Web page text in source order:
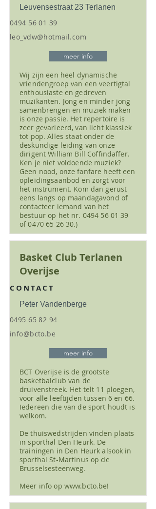
Leuvensestraat 23 Terlanen
0494 56 01 39
leo_vdw@hotmail.com
meer info
Wij zijn een heel dynamische
vriendengroep van een veertigtal
enthousiaste en gedreven
muzikanten. Jong en minder jong
samenbrengen en muziek maken
is onze passie. Het repertoire is
zeer gevarieerd, van licht klassiek
tot pop. Alles staat onder de
deskundige leiding van onze
dirigent William Bill Coffindaffer.
Ken je niet voldoende muziek?
Geen nood, onze fanfare heeft een
opleidingsaanbod en zorgt voor
het instrument. Kom dan gerust
eens langs op maandagavond of
contacteer iemand van het
bestuur op het nr. 0494 56 01 39
of ‭0470 65 26 30.)
Basket Club Terlanen
Overijse
CONTACT
Peter Vandenberge
‭0495 65 82 94‬
info@bcto.be
meer info
BCT Overijse is de grootste
basketbalclub van de
druivenstreek. Het telt 11 ploegen,
voor alle leeftijden tussen 6 en 66.
Iedereen die van de sport houdt is
welkom.
De thuiswedstrijden vinden plaats
in sporthal Den Heurk. De
trainingen in Den Heurk alsook in
sporthal St-Martinus op de
Brusselsesteenweg.
Meer info op www.bcto.be!